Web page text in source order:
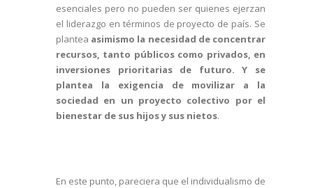
esenciales pero no pueden ser quienes ejerzan
el liderazgo en términos de proyecto de país. Se
plantea asimismo la necesidad de concentrar
recursos, tanto públicos como privados, en
inversiones prioritarias de futuro. Y se
plantea la exigencia de movilizar a la
sociedad en un proyecto colectivo por el
bienestar de sus hijos y sus nietos.
En este punto, pareciera que el individualismo de